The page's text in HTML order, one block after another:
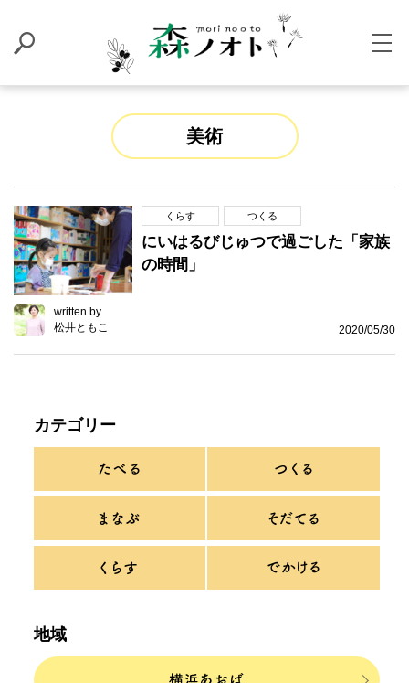
美術
くらす つくる
にいはるびじゅつで過ごした「家族
の時間」
written by
松井ともこ
2020/05/30
カテゴリー
地域